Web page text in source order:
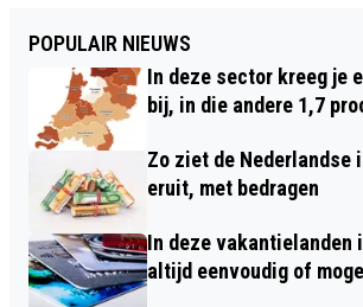
POPULAIR NIEUWS
In deze sector kreeg je
bij, in die andere 1,7
Zo ziet de Nederlandse
eruit, met bedragen
In deze vakantielanden
altijd eenvoudig of